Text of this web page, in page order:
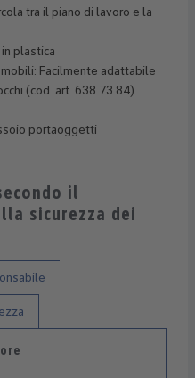
tra il piano di lavoro e la
plastica
Facilmente adattabile
(cod. art. 638 73 84)
portaoggetti
il
sicurezza dei